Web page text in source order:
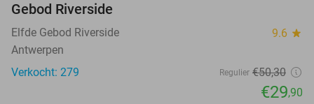
Gebod Riverside
Elfde Gebod Riverside 9.6 star
Antwerpen
Verkocht: 279
Regulier €50,30
€29,90